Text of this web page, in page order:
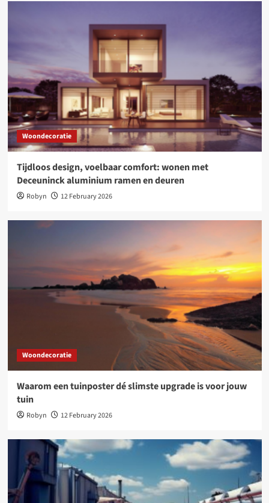
Woondecoratie
Tijdloos design, voelbaar comfort: wonen met
Deceuninck aluminium ramen en deuren
Robyn 12 February 2026
Woondecoratie
Waarom een tuinposter dé slimste upgrade is voor jouw
tuin
Robyn 12 February 2026